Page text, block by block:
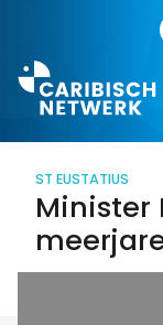
ST EUSTATIUS
Minister